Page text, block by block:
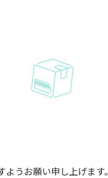
うお願い申し上げます。